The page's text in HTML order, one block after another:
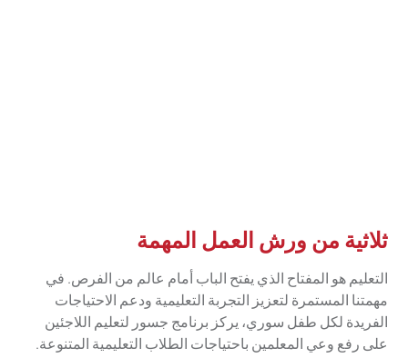
ثلاثية من ورش العمل المهمة
التعليم هو المفتاح الذي يفتح الباب أمام عالم من الفرص. في
مهمتنا المستمرة لتعزيز التجربة التعليمية ودعم الاحتياجات
الفريدة لكل طفل سوري، يركز برنامج جسور لتعليم اللاجئين
على رفع وعي المعلمين باحتياجات الطلاب التعليمية المتنوعة.